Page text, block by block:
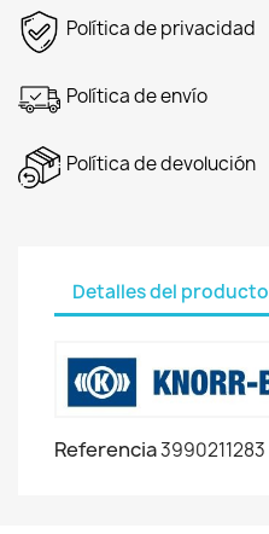
Política de privacidad
Política de envío
Política de devolución
Detalles del producto
Referencia3990211283